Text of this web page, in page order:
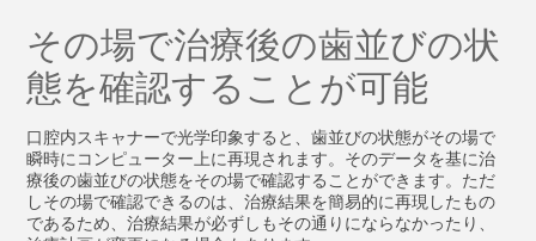
その場で治療後の歯並びの状
態を確認することが可能
口腔内スキャナーで光学印象すると、歯並びの状態がその場で
瞬時にコンピューター上に再現されます。そのデータを基に治
療後の歯並びの状態をその場で確認することができます。ただ
しその場で確認できるのは、治療結果を簡易的に再現したもの
であるため、治療結果が必ずしもその通りにならなかったり、